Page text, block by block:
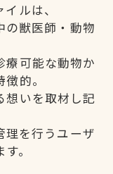
ルは、
の獣医師・動物
療可能な動物か
的。
想いを取材し記
理を行うユーザ
。